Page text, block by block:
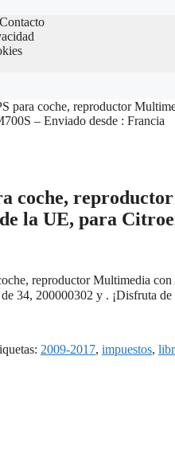
para coche, reproductor
– Enviado desde : Francia
coche,
la UE, para
reproductor Multimedia
de 34, 200000302 y .
2009-2017, impuestos,